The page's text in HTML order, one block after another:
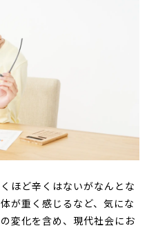
ほど辛くはないがなんとな
が重く感じるなど、気にな
変化を含め、現代社会にお